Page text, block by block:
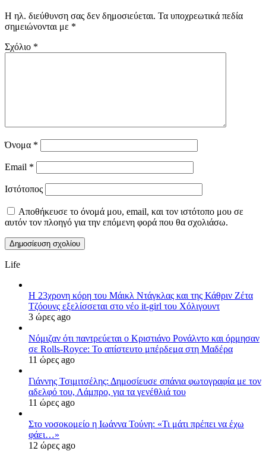
Η ηλ. διεύθυνση σας δεν δημοσιεύεται. Τα υποχρεωτικά πεδία
σημειώνονται με *
Σχόλιο *
Όνομα *
Email *
Ιστότοπος
Αποθήκευσε το όνομά μου, email, και τον ιστότοπο μου σε
αυτόν τον πλοηγό για την επόμενη φορά που θα σχολιάσω.
Life
Η 23χρονη κόρη τoυ Μάικλ Ντάγκλας και της Κάθριν Ζέτα
Τζόουνς εξελίσσεται στο νέο it-girl του Χόλιγουντ
3 ώρες ago
Νόμιζαν ότι παντρεύεται ο Κριστιάνο Ρονάλντο και όρμησαν
σε Rolls-Royce: Το απίστευτο μπέρδεμα στη Μαδέρα
11 ώρες ago
Γιάννης Τσιμιτσέλης: Δημοσίευσε σπάνια φωτογραφία με τον
αδελφό του, Λάμπρο, για τα γενέθλιά του
11 ώρες ago
Στο νοσοκομείο η Ιωάννα Τούνη: «Τι μάτι πρέπει να έχω
φάει…»
12 ώρες ago